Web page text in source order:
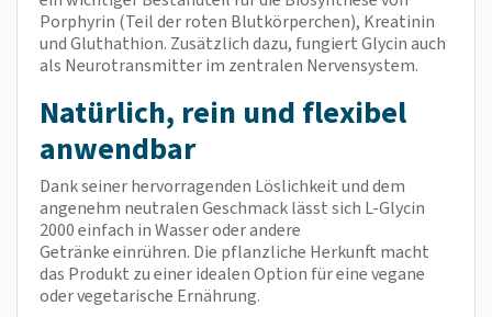
Porphyrin (Teil der roten Blutkörperchen), Kreatinin
und Gluthathion. Zusätzlich dazu, fungiert Glycin auch
als Neurotransmitter im zentralen Nervensystem.
Natürlich, rein und flexibel
anwendbar
Dank seiner hervorragenden Löslichkeit und dem
angenehm neutralen Geschmack lässt sich L-Glycin
2000 einfach in Wasser oder andere
Getränke einrühren. Die pflanzliche Herkunft macht
das Produkt zu einer idealen Option für eine vegane
oder vegetarische Ernährung.